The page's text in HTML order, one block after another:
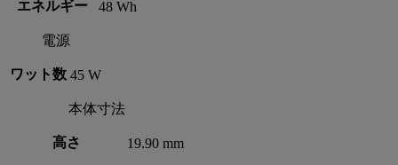
エネルギー 48 Wh
電源
ワット数 45 W
本体寸法
高さ 19.90 mm